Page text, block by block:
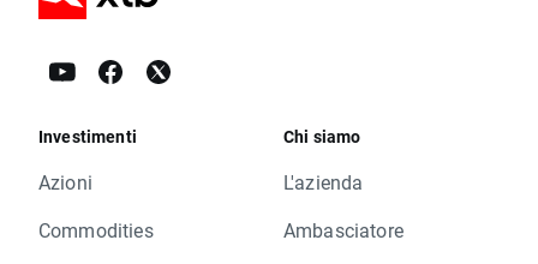
Investimenti
Azioni
Commodities
Chi siamo
L'azienda
Ambasciatore